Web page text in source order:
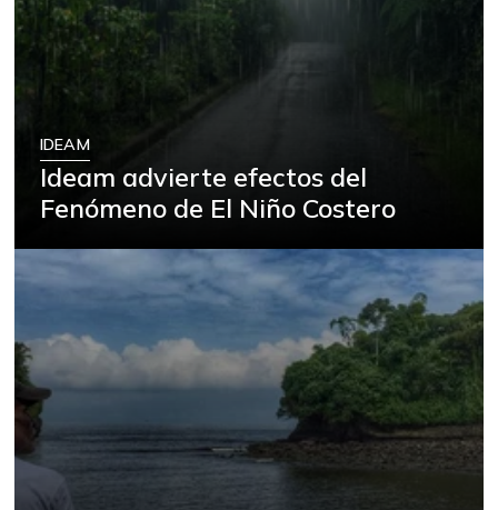
IDEAM
Ideam advierte efectos del
Fenómeno de El Niño Costero